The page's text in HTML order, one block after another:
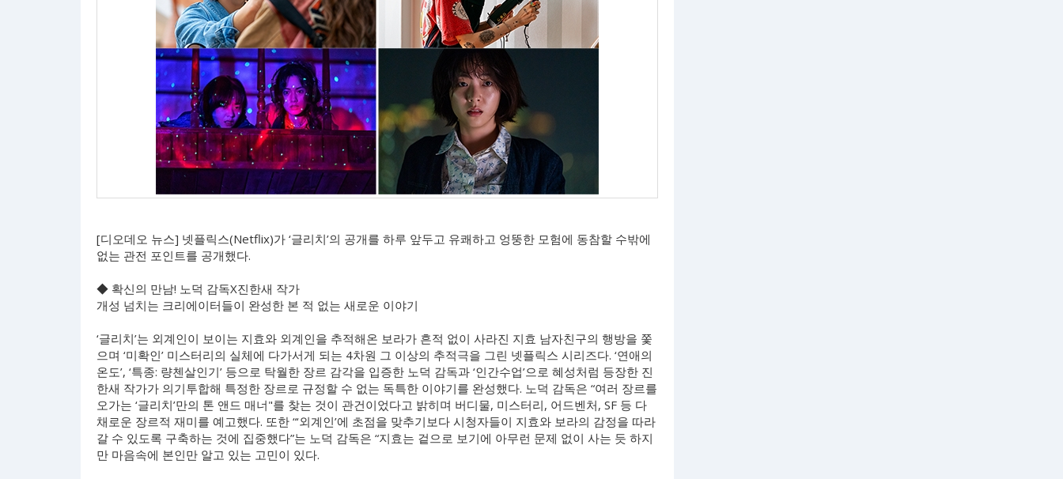
[디오데오 뉴스] 넷플릭스(Netflix)가 ‘글리치’의 공개를 하루 앞두고 유쾌하고 엉뚱한 모험에 동참할 수밖에
없는 관전 포인트를 공개했다.
◆ 확신의 만남! 노덕 감독X진한새 작가
개성 넘치는 크리에이터들이 완성한 본 적 없는 새로운 이야기
‘글리치’는 외계인이 보이는 지효와 외계인을 추적해온 보라가 흔적 없이 사라진 지효 남자친구의 행방을 쫓
으며 ‘미확인’ 미스터리의 실체에 다가서게 되는 4차원 그 이상의 추적극을 그린 넷플릭스 시리즈다. ‘연애의
온도’, ‘특종: 량첸살인기’ 등으로 탁월한 장르 감각을 입증한 노덕 감독과 ‘인간수업’으로 혜성처럼 등장한 진
한새 작가가 의기투합해 특정한 장르로 규정할 수 없는 독특한 이야기를 완성했다. 노덕 감독은 “여러 장르를
오가는 ‘글리치’만의 톤 앤드 매너"를 찾는 것이 관건이었다고 밝히며 버디물, 미스터리, 어드벤처, SF 등 다
채로운 장르적 재미를 예고했다. 또한 “‘외계인’에 초점을 맞추기보다 시청자들이 지효와 보라의 감정을 따라
갈 수 있도록 구축하는 것에 집중했다”는 노덕 감독은 “지효는 겉으로 보기에 아무런 문제 없이 사는 듯 하지
만 마음속에 본인만 알고 있는 고민이 있다.